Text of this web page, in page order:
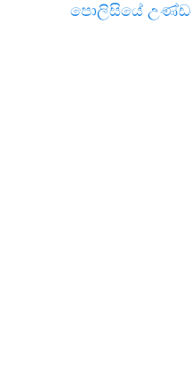
පොලිසියේ